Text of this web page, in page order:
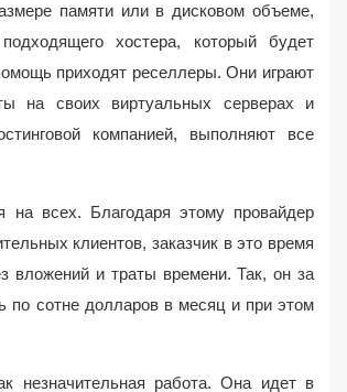
памяти или в дисковом объеме,
хостера, который будет
приходят реселлеры. Они играют
на своих виртуальных серверах и
компанией, выполняют все
на всех. Благодаря этому провайдер
клиентов, заказчик в это время
вложений и траты времени. Так, он за
по сотне долларов в месяц и при этом
незначительная работа. Она идет в